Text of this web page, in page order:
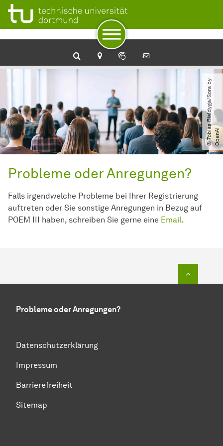
Unterseiten von „Footer“
Zur Navigation
Zum Schnellzugriff
Zum Fuß der Seite mit weiteren Services
Zum Inhalt
Zur Startseite
©
T
o
b
ia
s
B
i
a
l
d
y
g
a​
/​
S
o
r
a
b
y
O
p
e
n
AI
Probleme oder Anregungen?
Falls irgendwelche Probleme bei Ihrer Registrierung
auftreten oder Sie sonstige Anregungen in Bezug auf
POEM III haben, schreiben Sie gerne eine Email.
Probleme oder Anregungen?
Datenschutzerklärung
Impressum
Barrierefreiheit
Sitemap